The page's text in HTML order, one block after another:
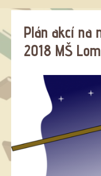
Plán akcí na
2018 MŠ Lom